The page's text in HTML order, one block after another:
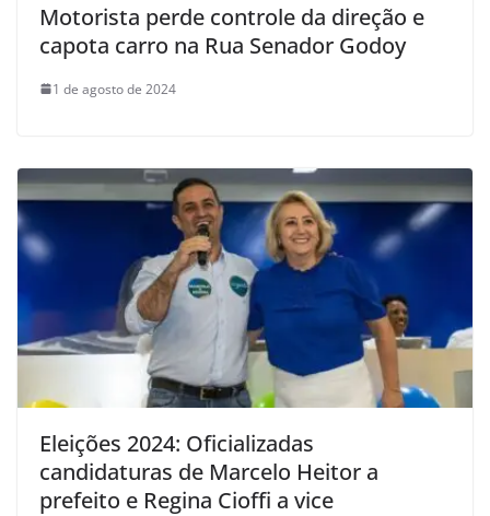
Motorista perde controle da direção e
capota carro na Rua Senador Godoy
1 de agosto de 2024
Eleições 2024: Oficializadas
candidaturas de Marcelo Heitor a
prefeito e Regina Cioffi a vice